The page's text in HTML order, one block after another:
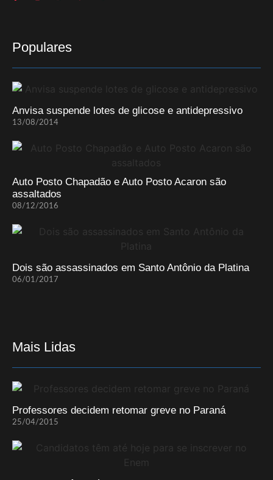
Populares
Anvisa suspende lotes de glicose e antidepressivo
13/08/2014
Auto Posto Chapadão e Auto Posto Acaron são
assaltados
08/12/2016
Dois são assassinados em Santo Antônio da Platina
06/01/2017
Mais Lidas
Professores decidem retomar greve no Paraná
25/04/2015